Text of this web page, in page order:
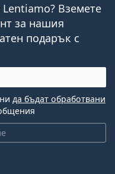
Вземете
за нашия
подарък с
да бъдат обработвани